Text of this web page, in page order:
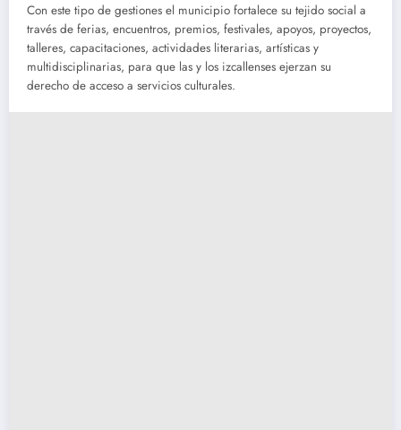
Con este tipo de gestiones el municipio fortalece su tejido social a
través de ferias, encuentros, premios, festivales, apoyos, proyectos,
talleres, capacitaciones, actividades literarias, artísticas y
multidisciplinarias, para que las y los izcallenses ejerzan su
derecho de acceso a servicios culturales.